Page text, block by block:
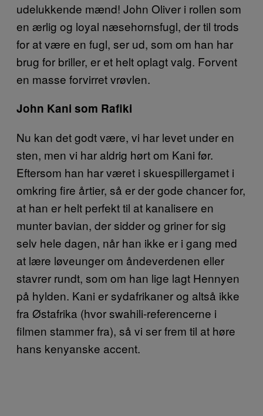
udelukkende mænd! John Oliver i rollen som
en ærlig og loyal næsehornsfugl, der til trods
for at være en fugl, ser ud, som om han har
brug for briller, er et helt oplagt valg. Forvent
en masse forvirret vrøvlen.
John Kani som Rafiki
Nu kan det godt være, vi har levet under en
sten, men vi har aldrig hørt om Kani før.
Eftersom han har været i skuespillergamet i
omkring fire årtier, så er der gode chancer for,
at han er helt perfekt til at kanalisere en
munter bavian, der sidder og griner for sig
selv hele dagen, når han ikke er i gang med
at lære løveunger om åndeverdenen eller
stavrer rundt, som om han lige lagt Hennyen
på hylden. Kani er sydafrikaner og altså ikke
fra Østafrika (hvor swahili-referencerne i
filmen stammer fra), så vi ser frem til at høre
hans kenyanske accent.